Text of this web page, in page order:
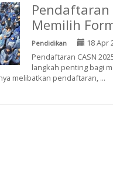
Pendaftaran
Memilih
Pendidikan 18 Apr
Pendaftaran CASN
langkah penting bagi
melibatkan pendaftaran, ...